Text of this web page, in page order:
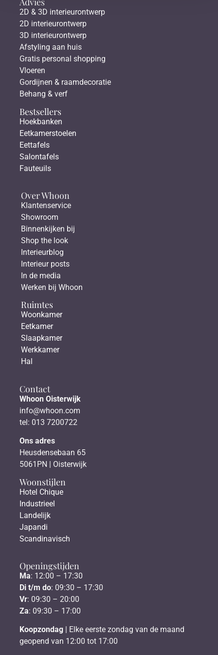
2D & 3D interieurontwerp
2D interieurontwerp
3D interieurontwerp
Afstyling aan huis
Gratis personal shopping
Vloeren
Gordijnen & raamdecoratie
Behang & verf
Bestsellers
Hoekbanken
Eetkamerstoelen
Eettafels
Salontafels
Fauteuils
Over Whoon
Klantenservice
Showroom
Binnenkijken bij
Shop the look
Interieurblog
Interieur posts
In de media
Werken bij Whoon
Ruimtes
Woonkamer
Eetkamer
Slaapkamer
Werkkamer
Hal
Contact
Whoon Oisterwijk
info@whoon.com
tel: 013 7200722
Ons adres
Heusdensebaan 65
5061PN | Oisterwijk
Woonstijlen
Hotel Chique
Industrieel
Landelijk
Japandi
Scandinavisch
Openingstijden
Ma: 12:00 – 17:30
Di t/m do: 09:30 – 17:30
Vr: 09:30 – 20:00
Za: 09:30 – 17:00
Koopzondag | Elke eerste zondag van de maand
geopend van 12:00 tot 17:00